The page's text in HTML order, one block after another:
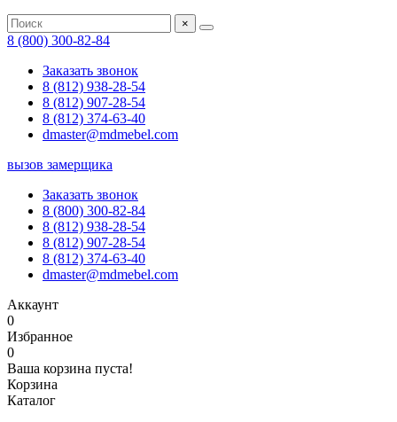
×
8 (800) 300-82-84
Заказать звонок
8 (812) 938-28-54
8 (812) 907-28-54
8 (812) 374-63-40
dmaster@mdmebel.com
вызов замерщика
Заказать звонок
8 (800) 300-82-84
8 (812) 938-28-54
8 (812) 907-28-54
8 (812) 374-63-40
dmaster@mdmebel.com
Аккаунт
0
Избранное
0
Ваша корзина пуста!
Корзина
Каталог